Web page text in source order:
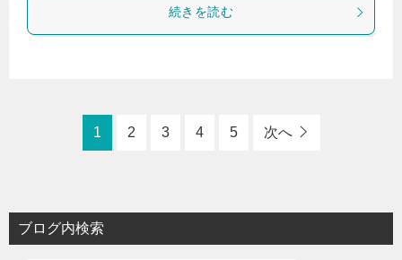
続きを読む
1 2 3 4 5 次へ
ブログ内検索